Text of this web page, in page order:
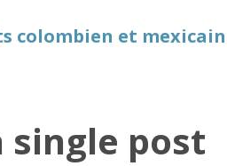
colombien et
single post